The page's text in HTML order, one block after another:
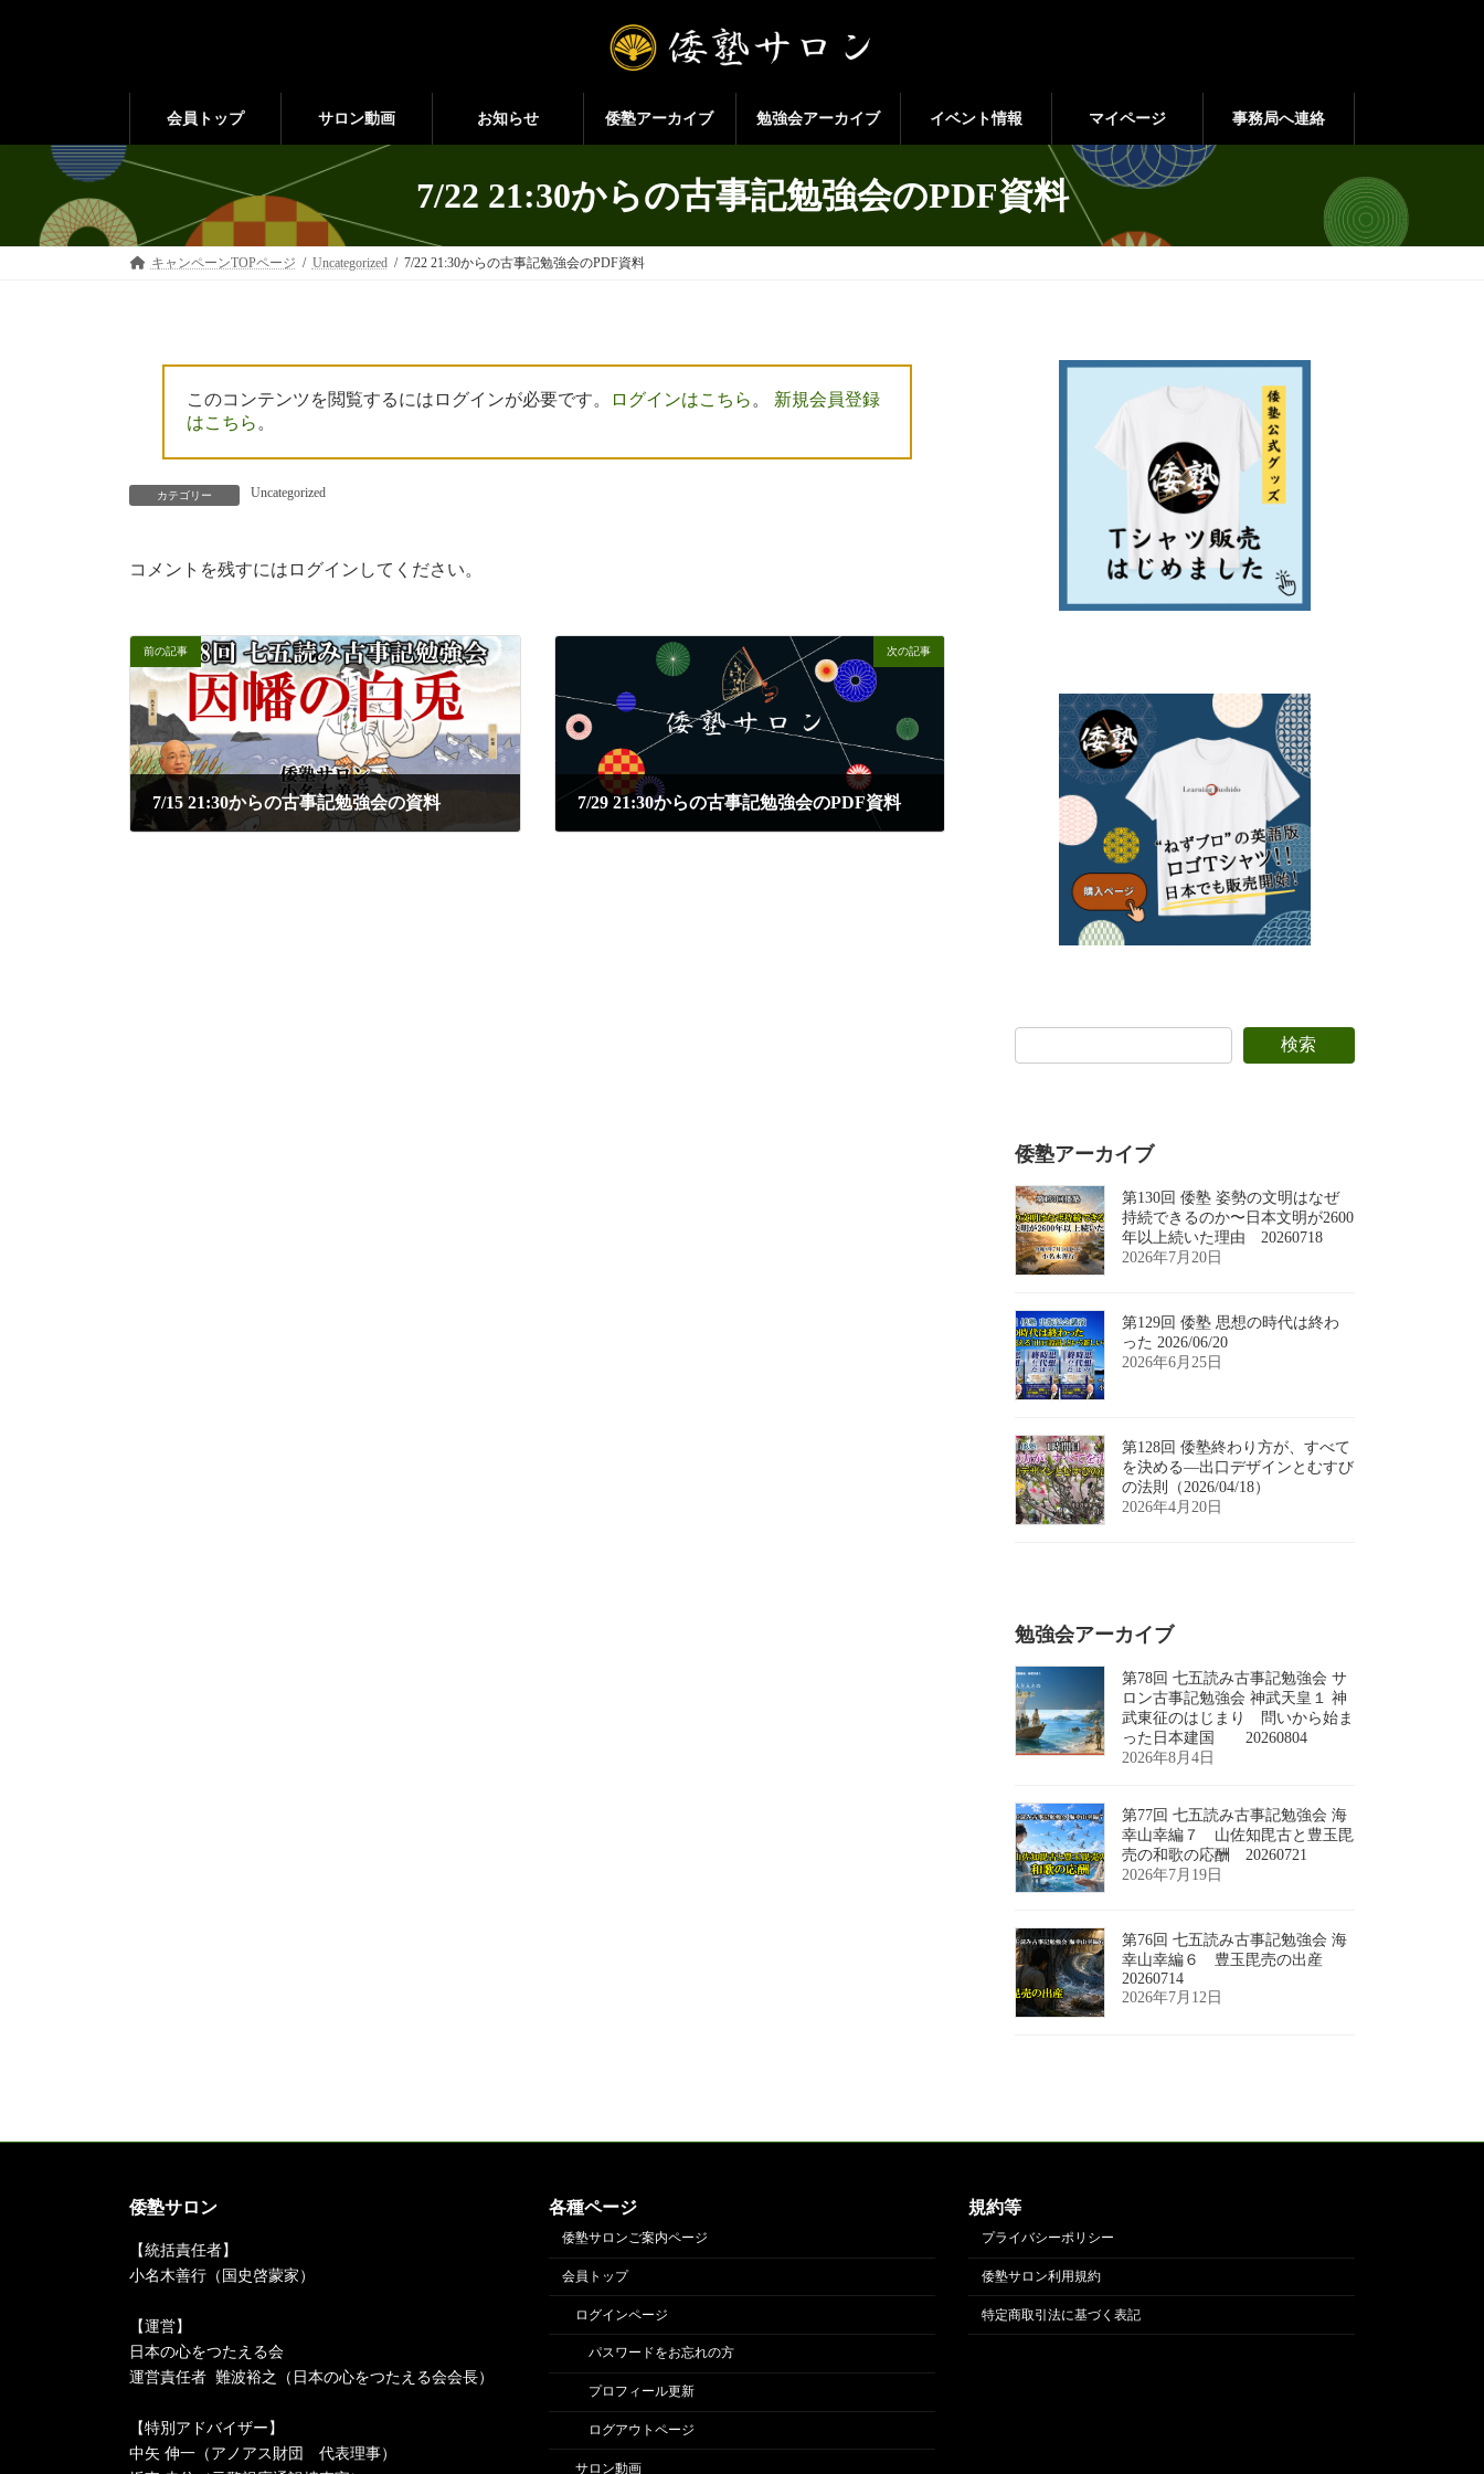
ス
ン
会員トップ サロン動画 お知らせ 倭塾アーカイブ 勉強会アーカイブ イベント情報 マイページ 事務局へ連絡
7/22 21:30からの古事記勉強会のPDF資料
キャンペーンTOPページ Uncategorized 7/22 21:30からの古事記勉強会のPDF資料
このコンテンツを閲覧するにはログインが必要です。 ログインはこちら 。 新規会員登録
はこちら 。
カテゴリー Uncategorized
コメントを残すにはログインしてください。
前の記事
7/15 21:30からの古事記勉強会の資料
次の記事
7/29 21:30からの古事記勉強会のPDF資料
検索
倭塾アーカイブ
第130回 倭塾 姿勢の文明はなぜ
持続できるのか〜日本文明が2600
年以上続いた理由 20260718
2026年7月20日
第129回 倭塾 思想の時代は終わ
った 2026/06/20
2026年6月25日
第128回 倭塾終わり方が、すべて
を決める―出口デザインとむすび
の法則（2026/04/18）
2026年4月20日
勉強会アーカイブ
第78回 七五読み古事記勉強会 サ
ロン古事記勉強会 神武天皇１ 神
武東征のはじまり 問いから始ま
った日本建国 20260804
2026年8月4日
第77回 七五読み古事記勉強会 海
幸山幸編７ 山佐知毘古と豊玉毘
売の和歌の応酬 20260721
2026年7月19日
第76回 七五読み古事記勉強会 海
幸山幸編６ 豊玉毘売の出産
20260714
2026年7月12日
倭塾サロン
【統括責任者】
小名木善行（国史啓蒙家）
【運営】
日本の心をつたえる会
運営責任者 難波裕之（日本の心をつたえる会会長）
【特別アドバイザー】
中矢 伸一（アノアス財団 代表理事）
各種ページ
倭塾サロンご案内ページ
会員トップ
ログインページ
パスワードをお忘れの方
プロフィール更新
ログアウトページ
サロン動画
規約等
プライバシーポリシー
倭塾サロン利用規約
特定商取引法に基づく表記